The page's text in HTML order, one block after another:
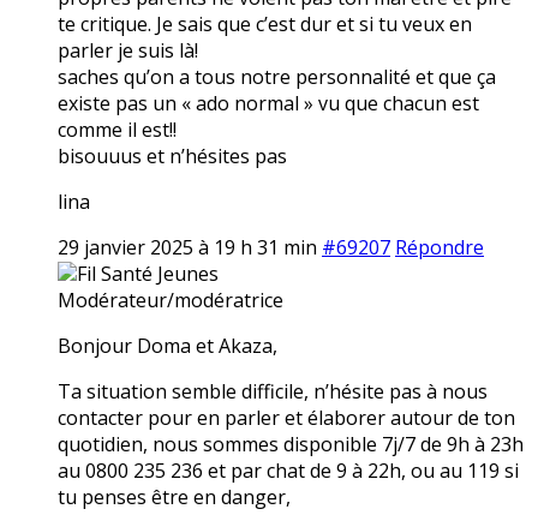
te critique. Je sais que c’est dur et si tu veux en
parler je suis là!
saches qu’on a tous notre personnalité et que ça
existe pas un « ado normal » vu que chacun est
comme il est!!
bisouuus et n’hésites pas
lina
29 janvier 2025 à 19 h 31 min #69207 Répondre
Fil Santé Jeunes
Modérateur/modératrice
Bonjour Doma et Akaza,
Ta situation semble difficile, n’hésite pas à nous
contacter pour en parler et élaborer autour de ton
quotidien, nous sommes disponible 7j/7 de 9h à 23h
au 0800 235 236 et par chat de 9 à 22h, ou au 119 si
tu penses être en danger,